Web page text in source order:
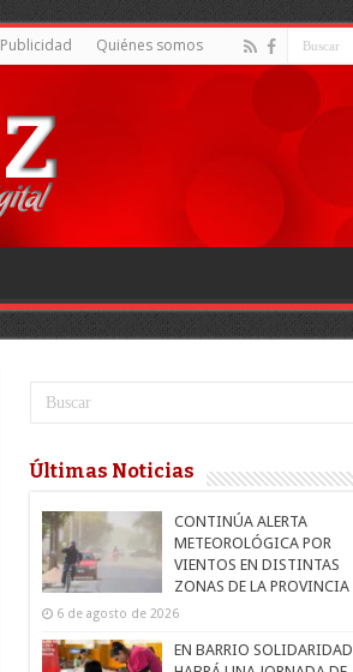
Publicidad Quiénes somos
Últimas Noticias
CONTINÚA ALERTA
METEOROLÓGICA POR
VIENTOS EN DISTINTAS
ZONAS DE LA PROVINCIA
6 de agosto de 2026
EN BARRIO SOLIDARIDAD